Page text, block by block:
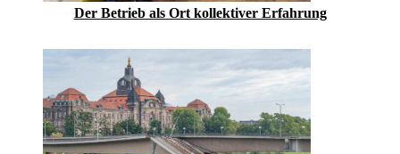
Der Betrieb als Ort kollektiver Erfahrung